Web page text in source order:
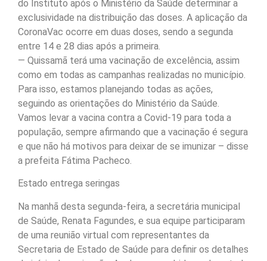
do Instituto após o Ministério da Saúde determinar a
exclusividade na distribuição das doses. A aplicação da
CoronaVac ocorre em duas doses, sendo a segunda
entre 14 e 28 dias após a primeira.
— Quissamã terá uma vacinação de excelência, assim
como em todas as campanhas realizadas no município.
Para isso, estamos planejando todas as ações,
seguindo as orientações do Ministério da Saúde.
Vamos levar a vacina contra a Covid-19 para toda a
população, sempre afirmando que a vacinação é segura
e que não há motivos para deixar de se imunizar – disse
a prefeita Fátima Pacheco.
Estado entrega seringas
Na manhã desta segunda-feira, a secretária municipal
de Saúde, Renata Fagundes, e sua equipe participaram
de uma reunião virtual com representantes da
Secretaria de Estado de Saúde para definir os detalhes